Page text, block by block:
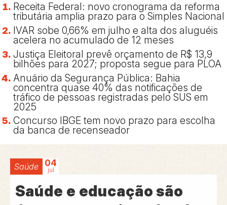
Receita Federal: novo cronograma da reforma
tributária amplia prazo para o Simples Nacional
IVAR sobe 0,66% em julho e alta dos aluguéis
acelera no acumulado de 12 meses
Justiça Eleitoral prevê orçamento de R$ 13,9
bilhões para 2027; proposta segue para PLOA
Anuário da Segurança Pública: Bahia
concentra quase 40% das notificações de
tráfico de pessoas registradas pelo SUS em
2025
Concurso IBGE tem novo prazo para escolha
da banca de recenseador
Saúde 04
jul
Saúde e educação são